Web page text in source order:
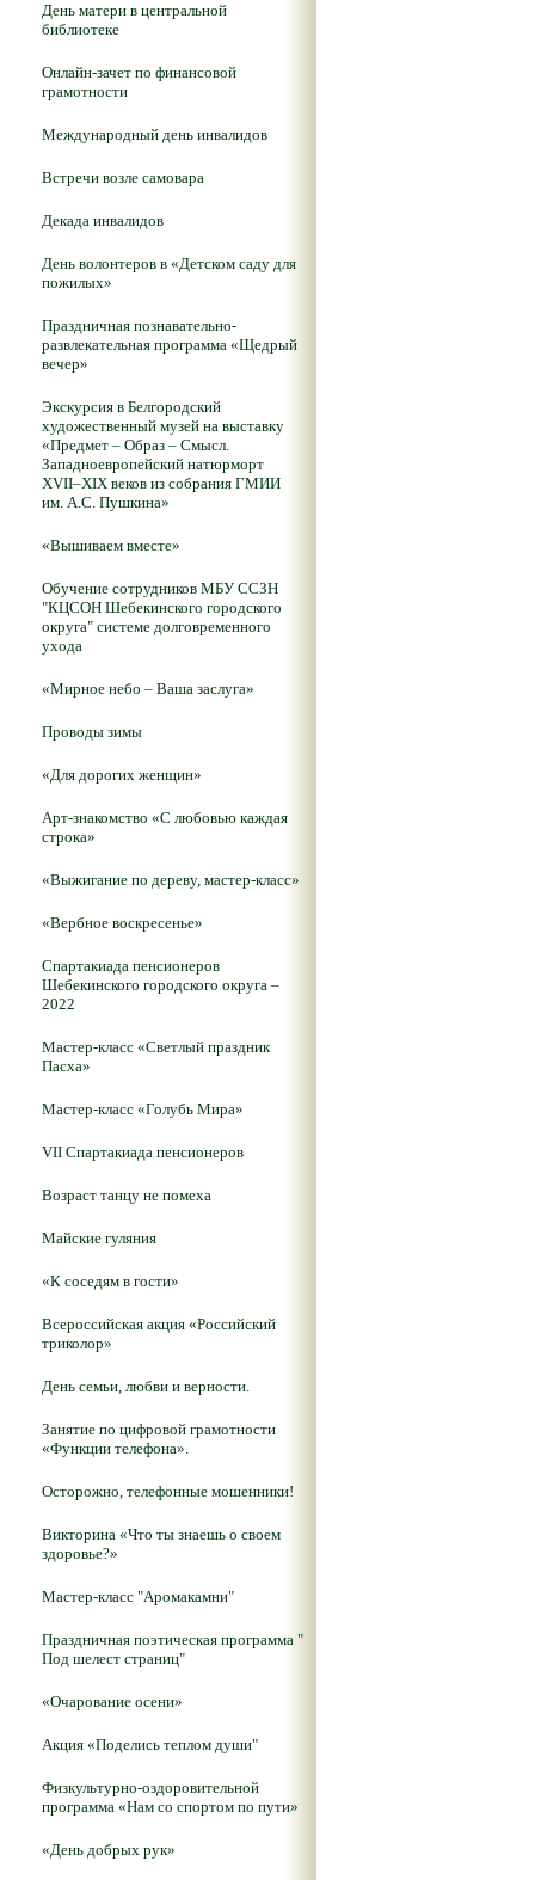
День матери в центральной
библиотеке
Онлайн-зачет по финансовой
грамотности
Международный день инвалидов
Встречи возле самовара
Декада инвалидов
День волонтеров в «Детском саду для
пожилых»
Праздничная познавательно-
развлекательная программа «Щедрый
вечер»
Экскурсия в Белгородский
художественный музей на выставку
«Предмет – Образ – Смысл.
Западноевропейский натюрморт
XVII–XIX веков из собрания ГМИИ
им. А.С. Пушкина»
«Вышиваем вместе»
Обучение сотрудников МБУ ССЗН
"КЦСОН Шебекинского городского
округа" системе долговременного
ухода
«Мирное небо – Ваша заслуга»
Проводы зимы
«Для дорогих женщин»
Арт-знакомство «С любовью каждая
строка»
«Выжигание по дереву, мастер-класс»
«Вербное воскресенье»
Спартакиада пенсионеров
Шебекинского городского округа –
2022
Мастер-класс «Светлый праздник
Пасха»
Мастер-класс «Голубь Мира»
VII Спартакиада пенсионеров
Возраст танцу не помеха
Майские гуляния
«К соседям в гости»
Всероссийская акция «Российский
триколор»
День семьи, любви и верности.
Занятие по цифровой грамотности
«Функции телефона».
Осторожно, телефонные мошенники!
Викторина «Что ты знаешь о своем
здоровье?»
Мастер-класс "Аромакамни"
Праздничная поэтическая программа "
Под шелест страниц"
«Очарование осени»
Акция «Поделись теплом души"
Физкультурно-оздоровительной
программа «Нам со спортом по пути»
«День добрых рук»